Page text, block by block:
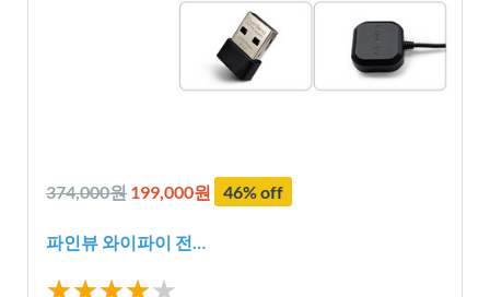
374,000원 199,000원 46% off
파인뷰 와이파이 전…
★★★★
★★★★★